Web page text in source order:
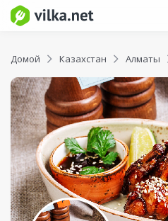
Домой Казахстан Алматы